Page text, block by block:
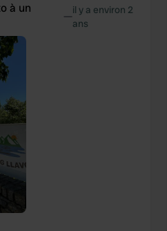
à un
—il y a environ 2
ans